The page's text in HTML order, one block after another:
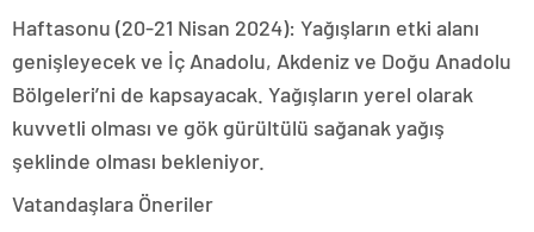
Haftasonu (20-21 Nisan 2024): Yağışların etki alanı
genişleyecek ve İç Anadolu, Akdeniz ve Doğu Anadolu
Bölgeleri’ni de kapsayacak. Yağışların yerel olarak
kuvvetli olması ve gök gürültülü sağanak yağış
şeklinde olması bekleniyor.
Vatandaşlara Öneriler